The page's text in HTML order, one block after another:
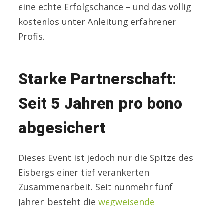
eine echte Erfolgschance – und das völlig
kostenlos unter Anleitung erfahrener
Profis.
Starke Partnerschaft:
Seit 5 Jahren pro bono
abgesichert
Dieses Event ist jedoch nur die Spitze des
Eisbergs einer tief verankerten
Zusammenarbeit. Seit nunmehr fünf
Jahren besteht die wegweisende